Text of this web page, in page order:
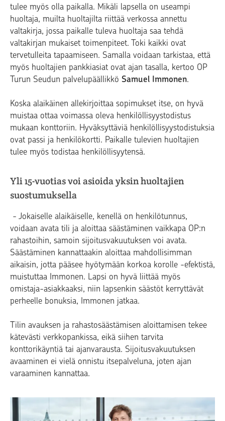
tulee myös olla paikalla. Mikäli lapsella on useampi
huoltaja, muilta huoltajilta riittää verkossa annettu
valtakirja, jossa paikalle tuleva huoltaja saa tehdä
valtakirjan mukaiset toimenpiteet. Toki kaikki ovat
tervetulleita tapaamiseen. Samalla voidaan tarkistaa, että
myös huoltajien pankkiasiat ovat ajan tasalla, kertoo OP
Turun Seudun palvelupäällikkö Samuel Immonen.
Koska alaikäinen allekirjoittaa sopimukset itse, on hyvä
muistaa ottaa voimassa oleva henkilöllisyystodistus
mukaan konttoriin. Hyväksyttäviä henkilöllisyystodistuksia
ovat passi ja henkilökortti. Paikalle tulevien huoltajien
tulee myös todistaa henkilöllisyytensä.
Yli 15-vuotias voi asioida yksin huoltajien
suostumuksella
- Jokaiselle alaikäiselle, kenellä on henkilötunnus,
voidaan avata tili ja aloittaa säästäminen vaikkapa OP:n
rahastoihin, samoin sijoitusvakuutuksen voi avata.
Säästäminen kannattaakin aloittaa mahdollisimman
aikaisin, jotta pääsee hyötymään korkoa korolle -efektistä,
muistuttaa Immonen. Lapsi on hyvä liittää myös
omistaja-asiakkaaksi, niin lapsenkin säästöt kerryttävät
perheelle bonuksia, Immonen jatkaa.
Tilin avauksen ja rahastosäästämisen aloittamisen tekee
kätevästi verkkopankissa, eikä siihen tarvita
konttorikäyntiä tai ajanvarausta. Sijoitusvakuutuksen
avaaminen ei vielä onnistu itsepalveluna, joten ajan
varaaminen kannattaa.